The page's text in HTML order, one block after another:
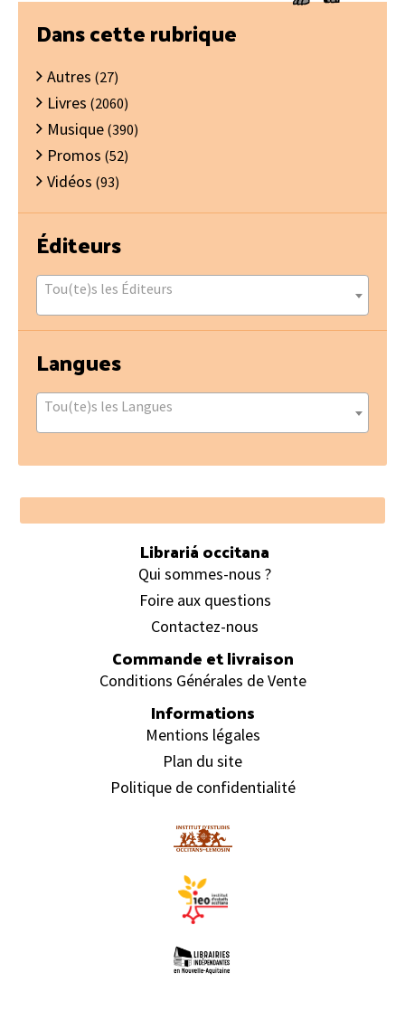
Barre
latérale
principale
Dans cette rubrique
Autres (27)
Livres (2060)
Musique (390)
Promos (52)
Vidéos (93)
Éditeurs
Tou(te)s les Éditeurs
Langues
Tou(te)s les Langues
Footer
Librariá occitana
Qui sommes-nous ?
Foire aux questions
Contactez-nous
Commande et livraison
Conditions Générales de Vente
Informations
Mentions légales
Plan du site
Politique de confidentialité